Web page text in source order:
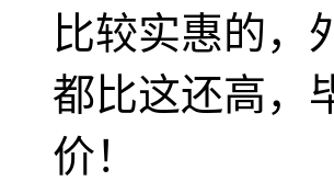
比较实惠的，
都比这还高，
价！